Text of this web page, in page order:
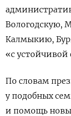
Вологодскую,
Калмыкию,
«с
По словам
у подобных
и помощь